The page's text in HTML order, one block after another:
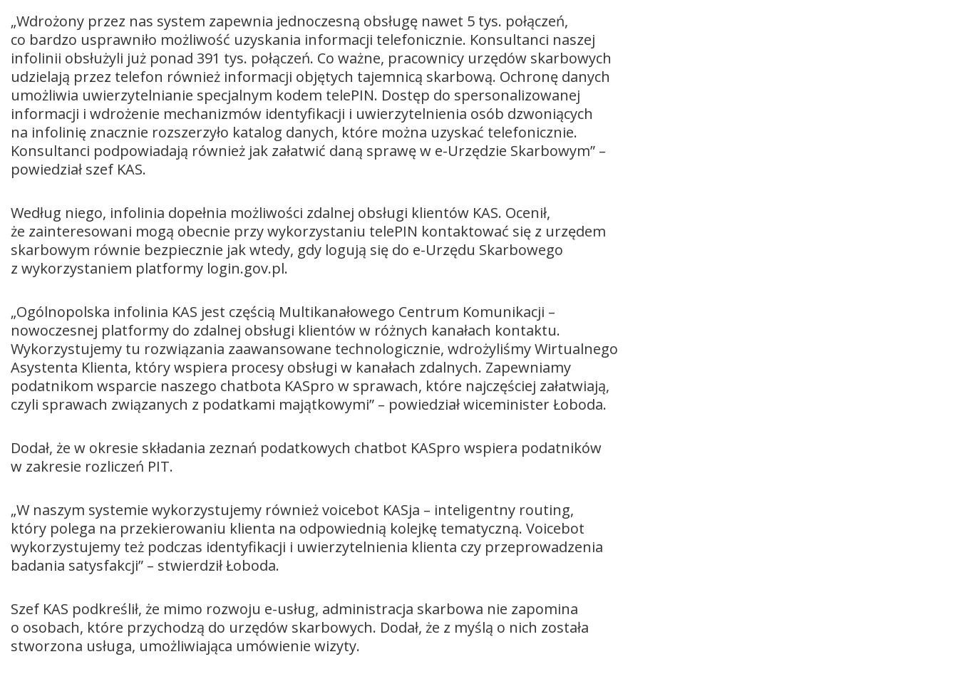
„Wdrożony przez nas system zapewnia jednoczesną obsługę nawet 5 tys. połączeń,
co bardzo usprawniło możliwość uzyskania informacji telefonicznie. Konsultanci naszej
infolinii obsłużyli już ponad 391 tys. połączeń. Co ważne, pracownicy urzędów skarbowych
udzielają przez telefon również informacji objętych tajemnicą skarbową. Ochronę danych
umożliwia uwierzytelnianie specjalnym kodem telePIN. Dostęp do spersonalizowanej
informacji i wdrożenie mechanizmów identyfikacji i uwierzytelnienia osób dzwoniących
na infolinię znacznie rozszerzyło katalog danych, które można uzyskać telefonicznie.
Konsultanci podpowiadają również jak załatwić daną sprawę w e-Urzędzie Skarbowym” –
powiedział szef KAS.
Według niego, infolinia dopełnia możliwości zdalnej obsługi klientów KAS. Ocenił,
że zainteresowani mogą obecnie przy wykorzystaniu telePIN kontaktować się z urzędem
skarbowym równie bezpiecznie jak wtedy, gdy logują się do e-Urzędu Skarbowego
z wykorzystaniem platformy login.gov.pl.
„Ogólnopolska infolinia KAS jest częścią Multikanałowego Centrum Komunikacji –
nowoczesnej platformy do zdalnej obsługi klientów w różnych kanałach kontaktu.
Wykorzystujemy tu rozwiązania zaawansowane technologicznie, wdrożyliśmy Wirtualnego
Asystenta Klienta, który wspiera procesy obsługi w kanałach zdalnych. Zapewniamy
podatnikom wsparcie naszego chatbota KASpro w sprawach, które najczęściej załatwiają,
czyli sprawach związanych z podatkami majątkowymi” – powiedział wiceminister Łoboda.
Dodał, że w okresie składania zeznań podatkowych chatbot KASpro wspiera podatników
w zakresie rozliczeń PIT.
„W naszym systemie wykorzystujemy również voicebot KASja – inteligentny routing,
który polega na przekierowaniu klienta na odpowiednią kolejkę tematyczną. Voicebot
wykorzystujemy też podczas identyfikacji i uwierzytelnienia klienta czy przeprowadzenia
badania satysfakcji” – stwierdził Łoboda.
Szef KAS podkreślił, że mimo rozwoju e-usług, administracja skarbowa nie zapomina
o osobach, które przychodzą do urzędów skarbowych. Dodał, że z myślą o nich została
stworzona usługa, umożliwiająca umówienie wizyty.